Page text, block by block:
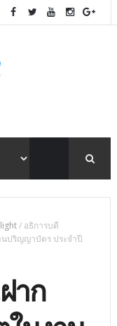
/ อธิการบดี
ปริญญาบัตร ประจำปี
าก